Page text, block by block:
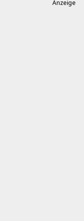
Anzeige